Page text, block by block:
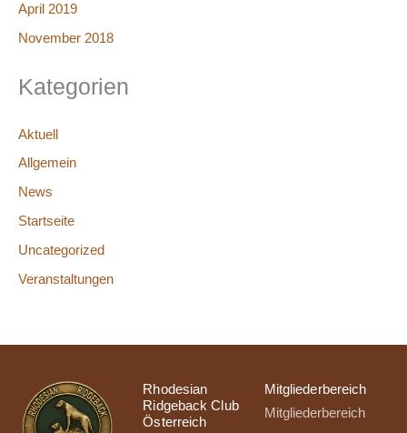
April 2019
November 2018
Kategorien
Aktuell
Allgemein
News
Startseite
Uncategorized
Veranstaltungen
Rhodesian
Ridgeback Club
Österreich
Mitgliederbereich
Mitgliederbereich